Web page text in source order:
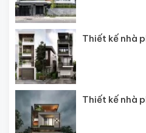
Thiết kế nhà
Thiết kế nhà